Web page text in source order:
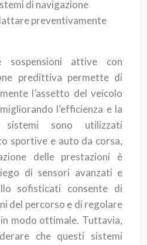
di navigazione
preventivamente
sospensioni attive con
predittiva permette di
l’assetto del veicolo
l’efficienza e la
sistemi sono utilizzati
sportive e auto da corsa,
delle prestazioni è
di sensori avanzati e
sofisticati consente di
del percorso e di regolare
modo ottimale. Tuttavia,
che questi sistemi